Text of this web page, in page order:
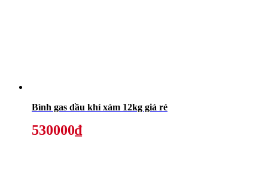
Bình gas dầu khí xám 12kg giá rẻ
530000₫